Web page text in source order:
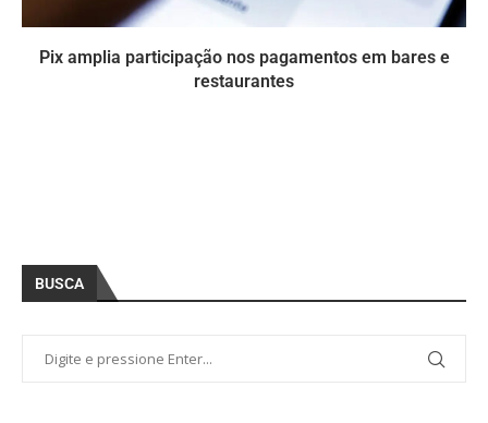
Pix amplia participação nos pagamentos em bares e
restaurantes
BUSCA